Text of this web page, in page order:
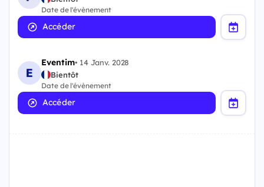
Date de l'évènement
Accéder
Eventim• 14 Janv. 2028
Bientôt
Date de l'évènement
Accéder